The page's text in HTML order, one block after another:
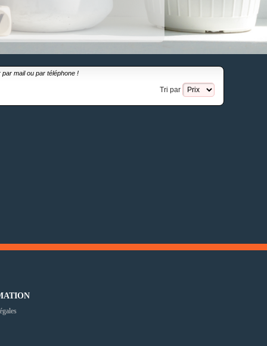
par mailou par téléphone !
Tri par